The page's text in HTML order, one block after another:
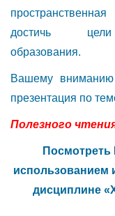
достичь цели
образования.
Вашему вниманию
презентация по
Полезного
Посмотреть
использованием
дисциплине